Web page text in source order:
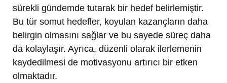
sürekli gündemde tutarak bir hedef belirlemiştir.
Bu tür somut hedefler, koyulan kazançların daha
belirgin olmasını sağlar ve bu sayede süreç daha
da kolaylaşır. Ayrıca, düzenli olarak ilerlemenin
kaydedilmesi de motivasyonu artırıcı bir etken
olmaktadır.